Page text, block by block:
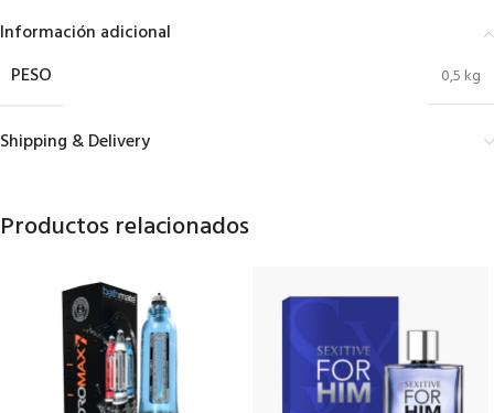
Información adicional
PESO
0,5 kg
Shipping & Delivery
Productos relacionados